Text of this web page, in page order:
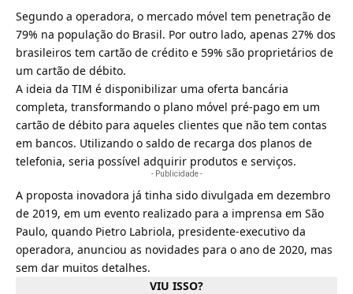
Segundo a operadora, o mercado móvel tem penetração de
79% na população do Brasil. Por outro lado, apenas 27% dos
brasileiros tem cartão de crédito e 59% são proprietários de
um cartão de débito.
A ideia da TIM é disponibilizar uma oferta bancária
completa, transformando o plano móvel pré-pago em um
cartão de débito para aqueles clientes que não tem contas
em bancos. Utilizando o saldo de recarga dos planos de
telefonia, seria possível adquirir produtos e serviços.
- Publicidade -
A proposta inovadora já tinha sido divulgada em dezembro
de 2019, em um evento realizado para a imprensa em São
Paulo, quando Pietro Labriola, presidente-executivo da
operadora, anunciou as novidades para o ano de 2020, mas
sem dar muitos detalhes.
VIU ISSO?